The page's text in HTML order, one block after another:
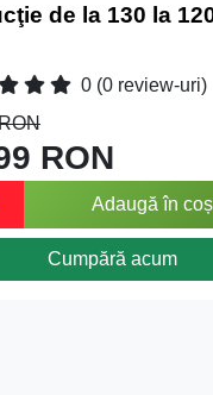
de la 130 la
0 (0 review-uri)
RON
Adaugă în coș
Cumpără acum